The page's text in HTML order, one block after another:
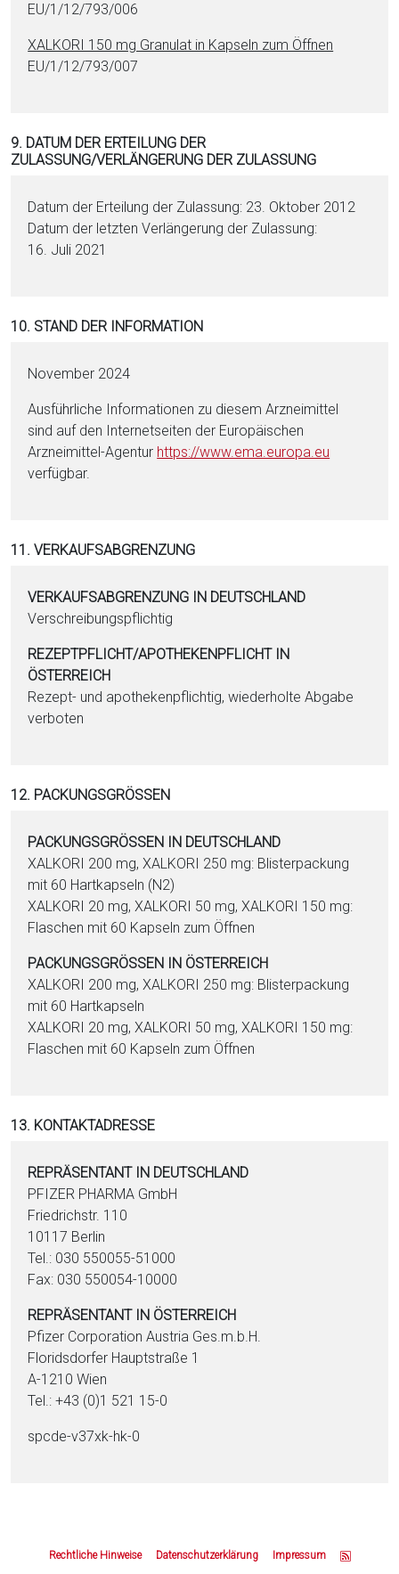
EU/1/12/793/006
XALKORI 150 mg Granulat in Kapseln zum Öffnen
EU/1/12/793/007
9. DATUM DER ERTEILUNG DER
ZULASSUNG/VERLÄNGERUNG DER ZULASSUNG
Datum der Erteilung der Zulassung: 23. Oktober 2012
Datum der letzten Verlängerung der Zulassung:
16. Juli 2021
10. STAND DER INFORMATION
November 2024
Ausführliche Informationen zu diesem Arzneimittel
sind auf den Internetseiten der Europäischen
Arzneimittel-Agentur https://www.ema.eu­ropa.eu
verfügbar.
11. VERKAUFSABGRENZUNG
VERKAUFSABGRENZUNG IN DEUTSCHLAND
Verschreibungspflichtig
REZEPTPFLICHT/APOTHEKENPFLICHT IN
ÖSTERREICH
Rezept- und apothekenpflichtig, wiederholte Abgabe
verboten
12. PACKUNGSGRÖSSEN
PACKUNGSGRÖSSEN IN DEUTSCHLAND
XALKORI 200 mg, XALKORI 250 mg: Blisterpackung
mit 60 Hartkapseln (N2)
XALKORI 20 mg, XALKORI 50 mg, XALKORI 150 mg:
Flaschen mit 60 Kapseln zum Öffnen
PACKUNGSGRÖSSEN IN ÖSTERREICH
XALKORI 200 mg, XALKORI 250 mg: Blisterpackung
mit 60 Hartkapseln
XALKORI 20 mg, XALKORI 50 mg, XALKORI 150 mg:
Flaschen mit 60 Kapseln zum Öffnen
13. KONTAKTADRESSE
REPRÄSENTANT IN DEUTSCHLAND
PFIZER PHARMA GmbH
Friedrichstr. 110
10117 Berlin
Tel.: 030 550055-51000
Fax: 030 550054-10000
REPRÄSENTANT IN ÖSTERREICH
Pfizer Corporation Austria Ges.m.b.H.
Floridsdorfer Hauptstraße 1
A-1210 Wien
Tel.: +43 (0)1 521 15-0
spcde-v37xk-hk-0
Rechtliche Hinweise Datenschutzerklärung Impressum